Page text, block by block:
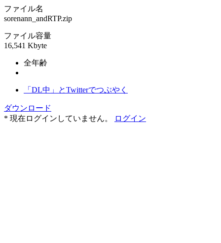
ファイル名
sorenann_andRTP.zip
ファイル容量
16,541 Kbyte
全年齢
「DL中」とTwitterでつぶやく
ダウンロード
* 現在ログインしていません。
ログイン